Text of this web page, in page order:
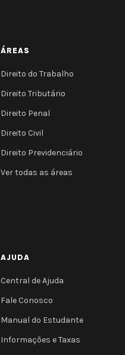
ÁREAS
Direito do Trabalho
Direito Tributário
Direito Penal
Direito Civil
Direito Previdenciário
Ver todas as áreas
AJUDA
Central de Ajuda
Fale Conosco
Manual do Estudante
Informações e Taxas